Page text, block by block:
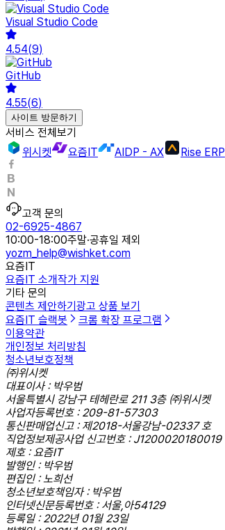
Visual Studio Code
4.54(9)
GitHub
4.55(6)
사이트 방문하기
서비스 전체보기
위시켓
요즘IT AIDP - AX Rise ERP
고객 문의
02-6925-4867
10:00-18:00주말·공휴일 제외
yozm_help@wishket.com
요즘IT
요즘IT 소개작가 지원
기타 문의
콘텐츠 제안하기광고 상품 보기
요즘IT 슬랙봇
크롬 확장 프로그램
이용약관
개인정보 처리방침
청소년보호정책
㈜위시켓
대표이사 : 박우범
서울특별시 강남구 테헤란로 211 3층 ㈜위시켓
사업자등록번호 : 209-81-57303
통신판매업신고 : 제2018-서울강남-02337 호
직업정보제공사업 신고번호 : J1200020180019
제호 : 요즘IT
발행인 : 박우범
편집인 : 노희선
청소년보호책임자 : 박우범
인터넷신문등록번호 : 서울,아54129
등록일 : 2022년 01월 23일